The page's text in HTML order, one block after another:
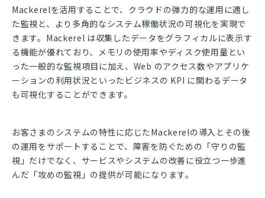
Mackerelを活用することで、クラウドの弾力的な運用に適し
た監視と、より多角的なシステム稼働状況の可視化を実現で
きます。Mackerel は収集したデータをグラフィカルに表示す
る機能が優れており、メモリの使用率やディスク使用量とい
った一般的な監視項目に加え、Web のアクセス数やアプリケ
ーションの利用状況といったビジネスの KPI に関わるデータ
も可視化することができます。
お客さまのシステムの特性に応じたMackerelの導入とその後
の運用をサポートすることで、障害を防ぐための「守りの監
視」だけでなく、サービスやシステムの改善に役立つ一歩進
んだ「攻めの監視」の提供が可能になります。